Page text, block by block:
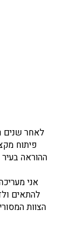
לאחר שנים
פיתוח
ההוראה
אני
להתאים
הצוות